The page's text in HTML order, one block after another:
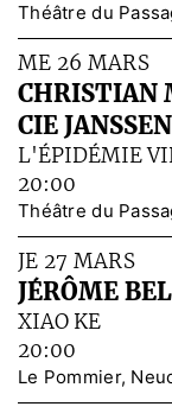
Théâtre du
ME 26 MARS
CHRISTIAN
CIE
L'ÉPIDÉMIE
20:00
Théâtre du
JE 27 MARS
JÉRÔME BEL
XIAO KE
20:00
Le Pommier,